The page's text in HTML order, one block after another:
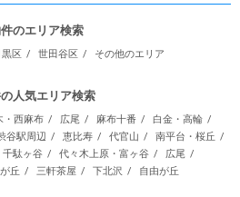
のエリア検索
黒区 世田谷区 その他のエリア
人気エリア検索
・西麻布 広尾 麻布十番
白金・高輪
谷駅周辺 恵比寿 代官山
南平台・桜丘
千駄ヶ谷 代々木上原・富ヶ谷
広尾
丘 三軒茶屋 下北沢 自由が丘